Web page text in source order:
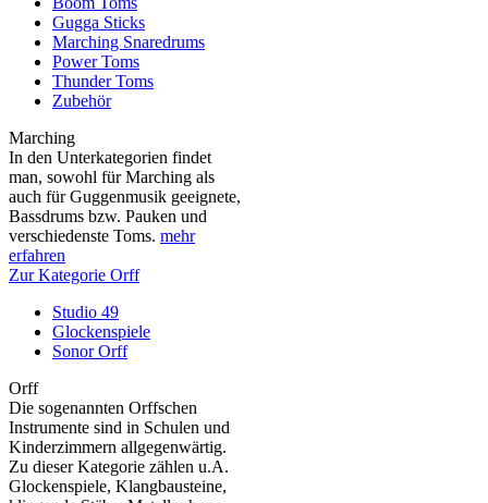
Gugga Sticks
Marching Snaredrums
Power Toms
Thunder Toms
Zubehör
Marching
In den Unterkategorien findet
man, sowohl für Marching als
auch für Guggenmusik geeignete,
Bassdrums bzw. Pauken und
verschiedenste Toms. mehr
erfahren
Zur Kategorie Orff
Studio 49
Glockenspiele
Sonor Orff
Orff
Die sogenannten Orffschen
Instrumente sind in Schulen und
Kinderzimmern allgegenwärtig.
Zu dieser Kategorie zählen u.A.
Glockenspiele, Klangbausteine,